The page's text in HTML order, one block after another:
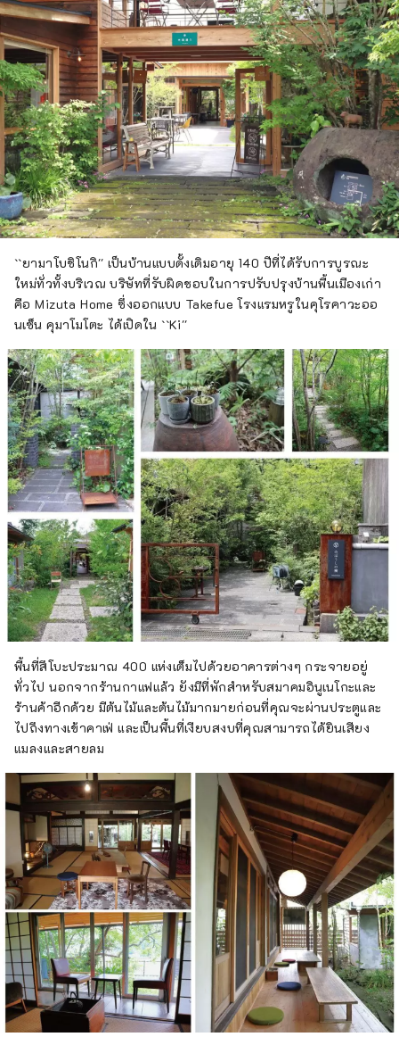
``ยามาโบชิโนกิ'' เป็นบ้านแบบดั้งเดิมอายุ 140 ปีที่ได้รับการบูรณะ
ใหม่ทั่วทั้งบริเวณ บริษัทที่รับผิดชอบในการปรับปรุงบ้านพื้นเมืองเก่า
คือ Mizuta Home ซึ่งออกแบบ Takefue โรงแรมหรูในคุโรคาวะออ
นเซ็น คุมาโมโตะ ได้เปิดใน ``Ki''
พื้นที่สึโบะประมาณ 400 แห่งเต็มไปด้วยอาคารต่างๆ กระจายอยู่
ทั่วไป นอกจากร้านกาแฟแล้ว ยังมีที่พักสำหรับสมาคมอินูเนโกะและ
ร้านค้าอีกด้วย มีต้นไม้และต้นไม้มากมายก่อนที่คุณจะผ่านประตูและ
ไปถึงทางเข้าคาเฟ่ และเป็นพื้นที่เงียบสงบที่คุณสามารถได้ยินเสียง
แมลงและสายลม